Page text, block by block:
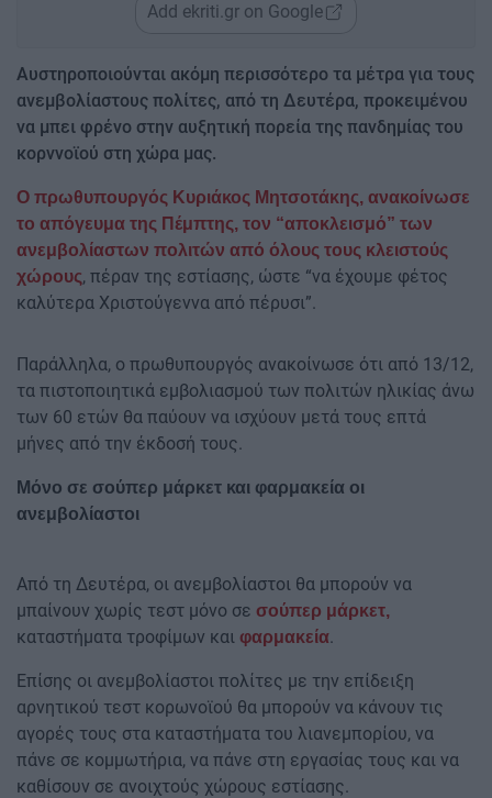
Add ekriti.gr on Google
Αυστηροποιούνται ακόμη περισσότερο τα μέτρα για τους
ανεμβολίαστους πολίτες, από τη Δευτέρα, προκειμένου
να μπει φρένο στην αυξητική πορεία της πανδημίας του
κορvνοϊού στη χώρα μας.
Ο πρωθυπουργός Κυριάκος Μητσοτάκης, ανακοίνωσε
το απόγευμα της Πέμπτης, τον “αποκλεισμό” των
ανεμβολίαστων πολιτών από όλους τους κλειστούς
χώρους, πέραν της εστίασης, ώστε “να έχουμε φέτος
καλύτερα Χριστούγεννα από πέρυσι”.
Παράλληλα, ο πρωθυπουργός ανακοίνωσε ότι από 13/12,
τα πιστοποιητικά εμβολιασμού των πολιτών ηλικίας άνω
των 60 ετών θα παύουν να ισχύουν μετά τους επτά
μήνες από την έκδοσή τους.
Μόνο σε σούπερ μάρκετ και φαρμακεία οι
ανεμβολίαστοι
Από τη Δευτέρα, οι ανεμβολίαστοι θα μπορούν να
μπαίνουν χωρίς τεστ μόνο σε σούπερ μάρκετ,
καταστήματα τροφίμων και φαρμακεία.
Επίσης οι ανεμβολίαστοι πολίτες με την επίδειξη
αρνητικού τεστ κορωνοϊού θα μπορούν να κάνουν τις
αγορές τους στα καταστήματα του λιανεμπορίου, να
πάνε σε κομμωτήρια, να πάνε στη εργασίας τους και να
καθίσουν σε ανοιχτούς χώρους εστίασης.